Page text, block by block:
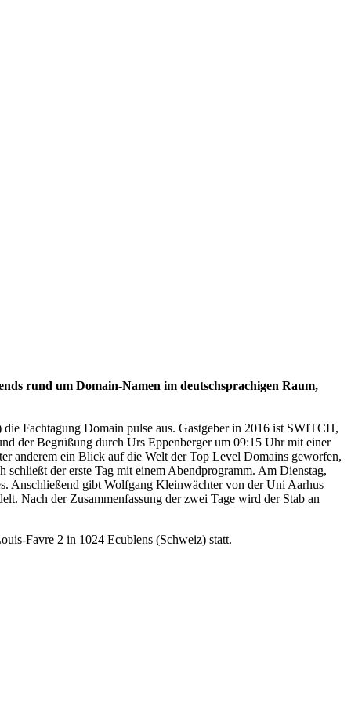
rund um Domain-Namen im deutschsprachigen Raum,
Fachtagung Domain pulse aus. Gastgeber in 2016 ist SWITCH,
der Begrüßung durch Urs Eppenberger um 09:15 Uhr mit einer
anderem ein Blick auf die Welt der Top Level Domains geworfen,
der erste Tag mit einem Abendprogramm. Am Dienstag,
Anschließend gibt Wolfgang Kleinwächter von der Uni Aarhus
Nach der Zusammenfassung der zwei Tage wird der Stab an
Favre 2 in 1024 Ecublens (Schweiz) statt.